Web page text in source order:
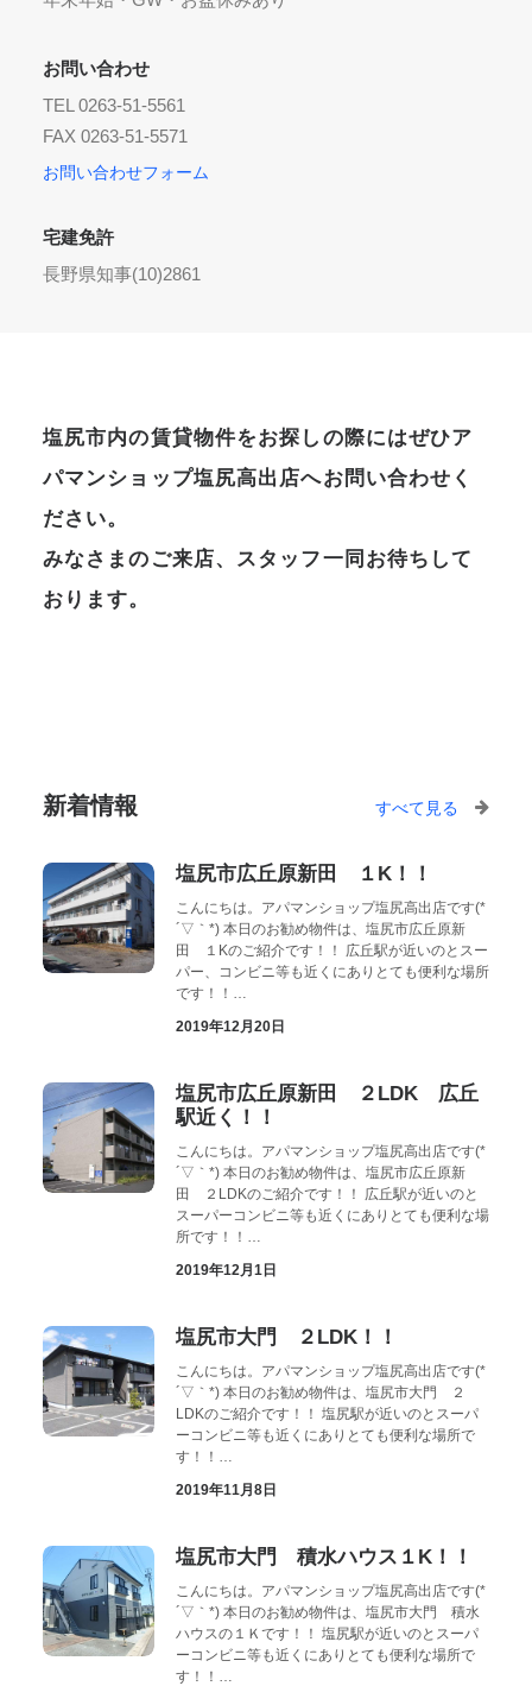
お問い合わせ
TEL 0263-51-5561
FAX 0263-51-5571
お問い合わせフォーム
宅建免許
長野県知事(10)2861
塩尻市内の賃貸物件をお探しの際にはぜひア
パマンショップ塩尻高出店へお問い合わせく
ださい。
みなさまのご来店、スタッフ一同お待ちして
おります。
新着情報 すべて見る
塩尻市広丘原新田 １K！！
こんにちは。アパマンショップ塩尻高出店です(*
´▽｀*) 本日のお勧め物件は、塩尻市広丘原新
田 １Kのご紹介です！！ 広丘駅が近いのとスー
パー、コンビニ等も近くにありとても便利な場所
です！！…
2019年12月20日
塩尻市広丘原新田 ２LDK 広丘
駅近く！！
こんにちは。アパマンショップ塩尻高出店です(*
´▽｀*) 本日のお勧め物件は、塩尻市広丘原新
田 ２LDKのご紹介です！！ 広丘駅が近いのと
スーパーコンビニ等も近くにありとても便利な場
所です！！…
2019年12月1日
塩尻市大門 ２LDK！！
こんにちは。アパマンショップ塩尻高出店です(*
´▽｀*) 本日のお勧め物件は、塩尻市大門 ２
LDKのご紹介です！！ 塩尻駅が近いのとスーパ
ーコンビニ等も近くにありとても便利な場所で
す！！…
2019年11月8日
塩尻市大門 積水ハウス１K！！
こんにちは。アパマンショップ塩尻高出店です(*
´▽｀*) 本日のお勧め物件は、塩尻市大門 積水
ハウスの１Ｋです！！ 塩尻駅が近いのとスーパ
ーコンビニ等も近くにありとても便利な場所で
す！！…